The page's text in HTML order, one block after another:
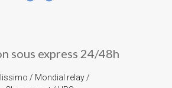
sous express 24/48h
/ Mondial relay /